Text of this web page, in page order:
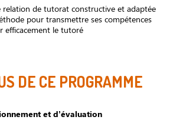
relation de tutorat constructive et adaptée
pour transmettre ses compétences
efficacement le tutoré
DE CE PROGRAMME
et d’évaluation